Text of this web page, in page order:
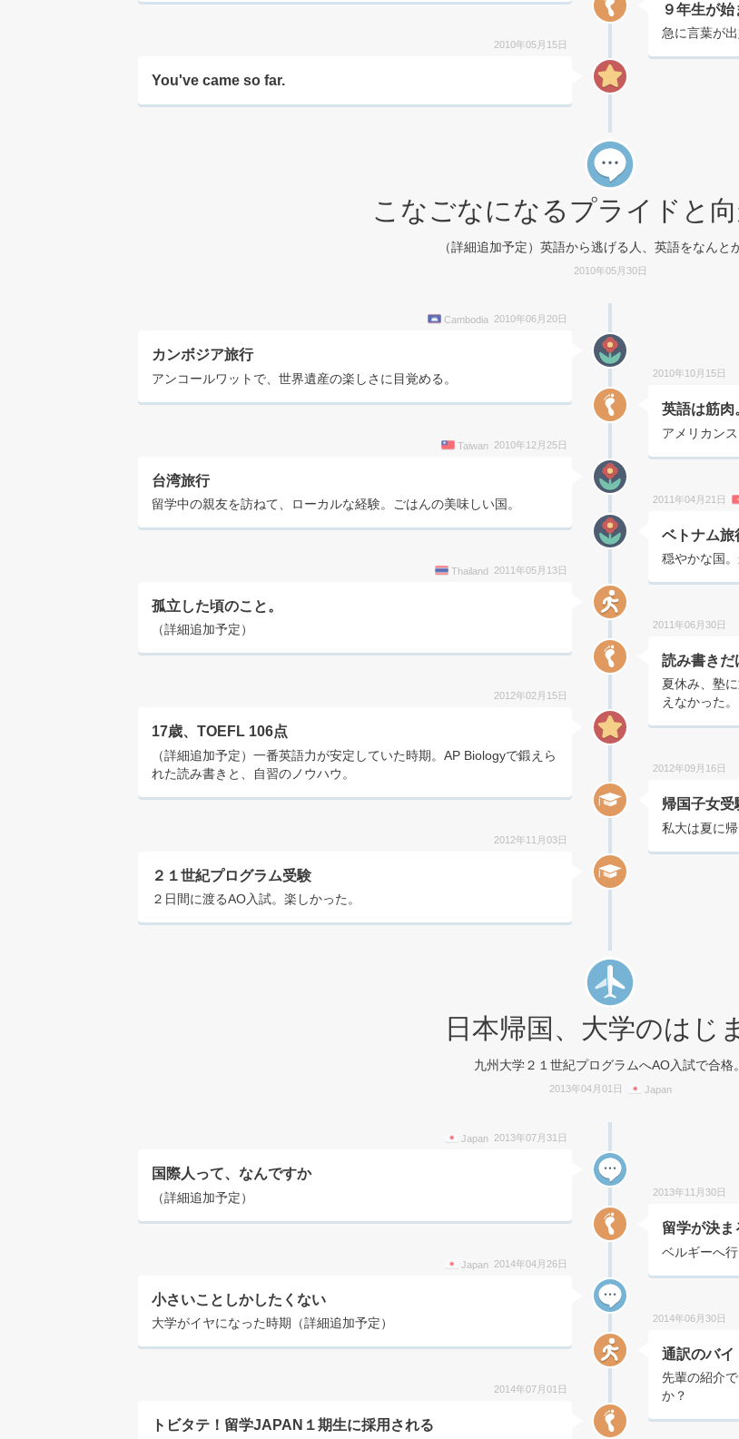
９年生が始
急に言葉が
You've came so far.
2010年05月15日
こなごなになるプライドと向
（詳細追加予定）英語から逃げる人、英語をなんと
2010年05月30日
カンボジア旅行
アンコールワットで、世界遺産の楽しさに目覚める。
2010年06月20日
Cambodia
英語は筋肉
アメリカン
2010年10月15日
台湾旅行
留学中の親友を訪ねて、ローカルな経験。ごはんの美味しい国。
2010年12月25日
Taiwan
ベトナム旅
穏やかな国
2011年04月21日
孤立した頃のこと。
（詳細追加予定）
2011年05月13日
Thailand
読み書きだ
夏休み、塾
えなかった。
2011年06月30日
17歳、TOEFL 106点
（詳細追加予定）一番英語力が安定していた時期。AP Biologyで鍛えら
れた読み書きと、自習のノウハウ。
2012年02月15日
帰国子女受
私大は夏に
2012年09月16日
２１世紀プログラム受験
２日間に渡るAO入試。楽しかった。
2012年11月03日
日本帰国、大学のはじ
九州大学２１世紀プログラムへAO入試で合格。
2013年04月01日 Japan
国際人って、なんですか
（詳細追加予定）
2013年07月31日
Japan
留学が決ま
ベルギーへ
2013年11月30日
小さいことしかしたくない
大学がイヤになった時期（詳細追加予定）
2014年04月26日
Japan
通訳のバイ
先輩の紹介
か？
2014年06月30日
トビタテ！留学JAPAN１期生に採用される
2014年07月01日